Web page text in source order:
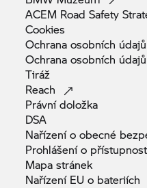
ACEM Road Safety
Cookies
Ochrana osobních údajů
Ochrana osobních
Tiráž
Reach
Právnídoložka
DSA
Nařízení o obecné
Prohlášení o
Mapastránek
Nařízení EU o bateriích